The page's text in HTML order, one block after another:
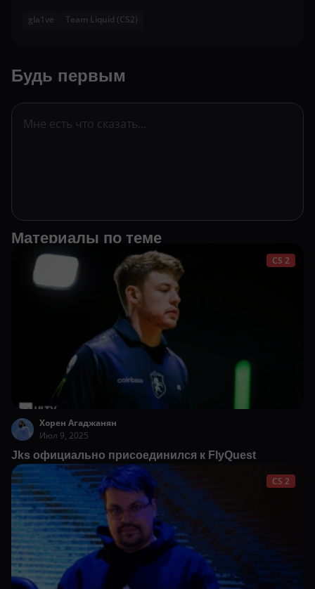
gla1ve Team Liquid (CS2)
Будь первым
Материалы по теме
CS 2
Хорен Агаджанян
Июл 9, 2025
Jks официально присоединился к FlyQuest
CS 2